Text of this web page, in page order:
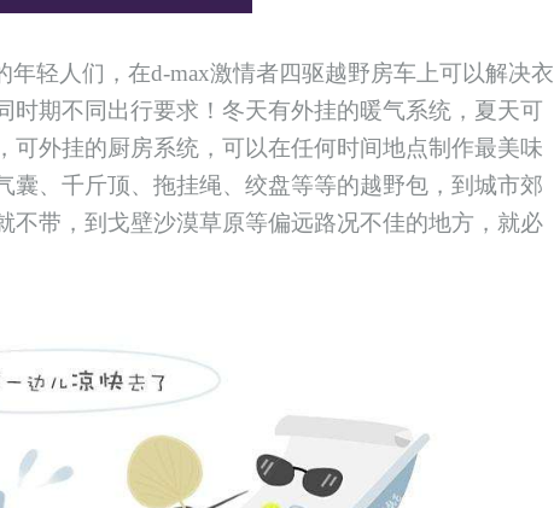
年轻人们，在d-max激情者四驱越野房车上可以解决衣
时期不同出行要求 ！冬天有外挂的暖气系统，夏天可
， 可外挂的厨房系统， 可以在任何时间地点制作最美味
囊、千斤顶、拖挂绳、绞盘等等的越野包，到城市郊
不带，到戈壁沙漠草原等偏远路况不佳的地方， 就必